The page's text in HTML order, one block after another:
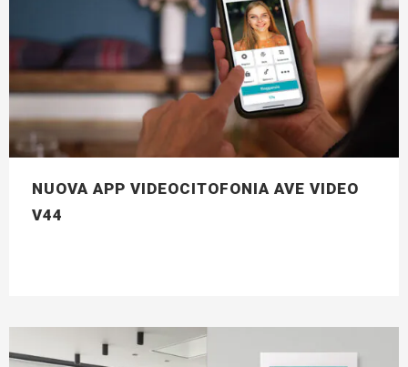
NUOVA APP VIDEOCITOFONIA AVE VIDEO
V44